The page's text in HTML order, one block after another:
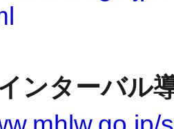
インターバル